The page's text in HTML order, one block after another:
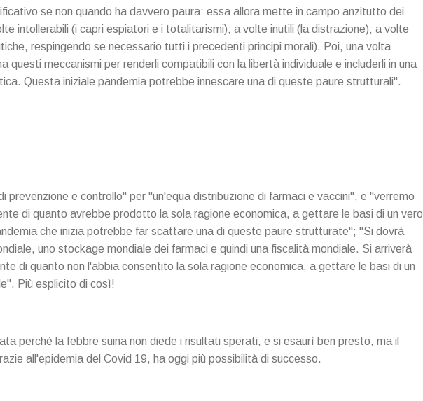
se non quando ha davvero paura: essa allora mette in campo anzitutto dei
intollerabili (i capri espiatori e i totalitarismi); a volte inutili (la distrazione); a volte
respingendo se necessario tutti i precedenti principi morali). Poi, una volta
questi meccanismi per renderli compatibili con la libertà individuale e includerli in una
Questa iniziale pandemia potrebbe innescare una di queste paure strutturali".
prevenzione e controllo" per "un'equa distribuzione di farmaci e vaccini", e "verremo
di quanto avrebbe prodotto la sola ragione economica, a gettare le basi di un vero
che inizia potrebbe far scattare una di queste paure strutturate"; "Si dovrà
uno stockage mondiale dei farmaci e quindi una fiscalità mondiale. Si arriverà
di quanto non l'abbia consentito la sola ragione economica, a gettare le basi di un
Più esplicito di così!
perché la febbre suina non diede i risultati sperati, e si esaurì ben presto, ma il
all'epidemia del Covid 19, ha oggi più possibilità di successo.